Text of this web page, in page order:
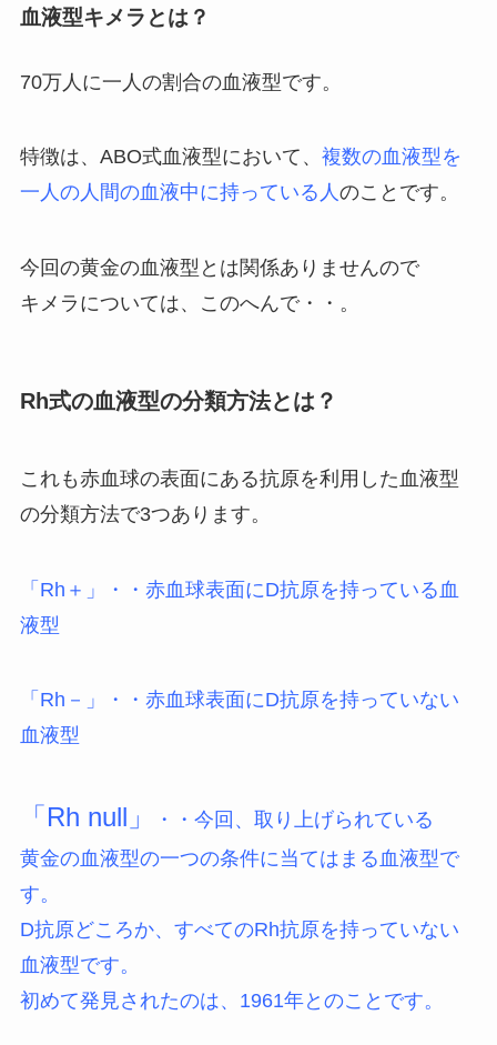
血液型キメラとは？
70万人に一人の割合の血液型です。
特徴は、ABO式血液型において、 複数の血液型を
一人の人間の血液中に持っている人のことです。
今回の黄金の血液型とは関係ありませんので
キメラについては、このへんで・・。
Rh式の血液型の分類方法とは？
これも赤血球の表面にある抗原を利用した血液型
の分類方法で3つあります。
「Rh＋」・・赤血球表面にD抗原を持っている血
液型
「Rh－」・・赤血球表面にD抗原を持っていない
血液型
「Rh null」
・・今回、取り上げられている
黄金の血液型の一つの条件に当てはまる血液型で
す。
D抗原どころか、すべてのRh抗原を持っていない
血液型です。
初めて発見されたのは、1961年とのことです。